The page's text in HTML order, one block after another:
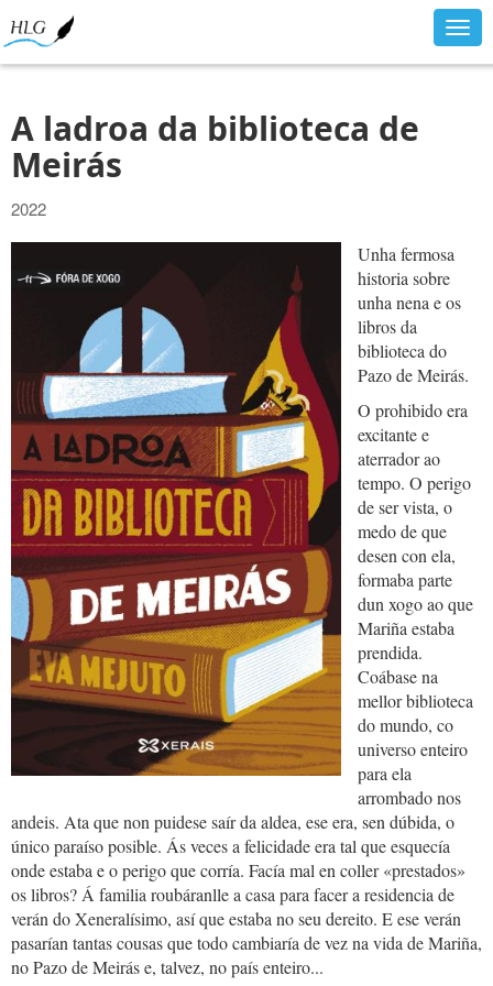
A ladroa da biblioteca de
Meirás
2022
Unha fermosa
historia sobre
unha nena e os
libros da
biblioteca do
Pazo de Meirás.
O prohibido era
excitante e
aterrador ao
tempo. O perigo
de ser vista, o
medo de que
desen con ela,
formaba parte
dun xogo ao que
Mariña estaba
prendida.
Coábase na
mellor biblioteca
do mundo, co
universo enteiro
para ela
arrombado nos
andeis. Ata que non puidese saír da aldea, ese era, sen dúbida, o
único paraíso posible. Ás veces a felicidade era tal que esquecía
onde estaba e o perigo que corría. Facía mal en coller «prestados»
os libros? Á familia roubáranlle a casa para facer a residencia de
verán do Xeneralísimo, así que estaba no seu dereito. E ese verán
pasarían tantas cousas que todo cambiaría de vez na vida de Mariña,
no Pazo de Meirás e, talvez, no país enteiro...